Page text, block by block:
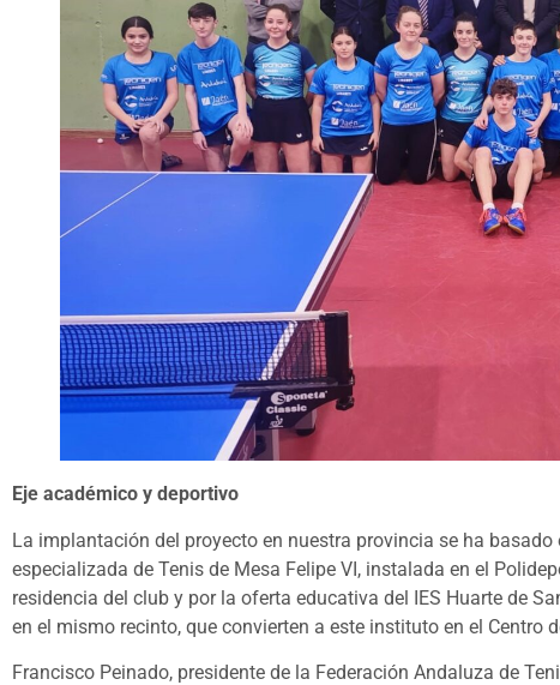
Eje académico y deportivo
La implantación del proyecto en nuestra provincia se ha
especializada de Tenis de Mesa Felipe VI, instalada en el
residencia del club y por la oferta educativa del IES Huarte de
en el mismo recinto, que convierten a este instituto en el Centro
Francisco Peinado, presidente de la Federación Andaluza de